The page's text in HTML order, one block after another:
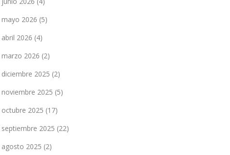
mayo 2026 (5)
abril 2026 (4)
marzo 2026 (2)
diciembre 2025 (2)
noviembre 2025 (5)
octubre 2025 (17)
septiembre 2025 (22)
agosto 2025 (2)